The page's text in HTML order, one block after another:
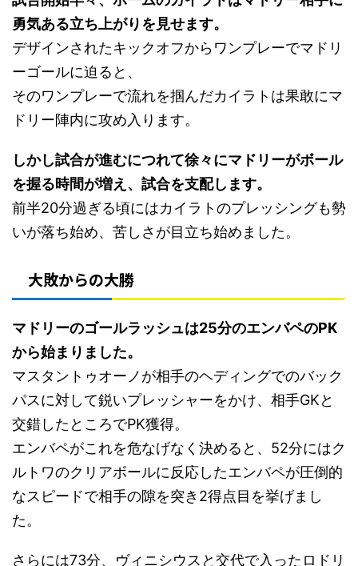
勇気ある立ち上がりを見せます。
デザインされたキックオフからワンプレーでマドリ
ーゴールに迫ると、
そのワンプレーで流れを掴んだカイラトは果敢にマ
ドリー陣内に攻め入ります。
しかし試合が進むにつれて徐々にマドリーがボール
を握る時間が増え、試合を支配します。
前半20分過ぎる頃にはカイラトのプレッシングも勢
いが落ち始め、苦しさが目立ち始めました。
大敗からの大勝
マドリーのゴールラッシュは25分のエンバペのPK
から始まりました。
マスタントゥオーノが相手のヘディングでのバック
パスに対して鋭いプレッシャーをかけ、相手GKと
交錯したところでPK獲得。
エンバペがこれを危なげなく決めると、52分にはク
ルトワのクリアボールに反応したエンバペが圧倒的
なスピードで相手の隙を突き2得点目を挙げまし
た。
さらには73分、ヴィニシウスと交代で入ったロドリ